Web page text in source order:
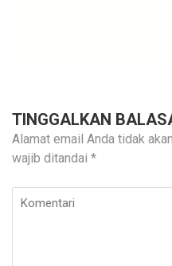
TINGGALKAN
Alamat email Anda tidak
wajib ditandai *
Komentari